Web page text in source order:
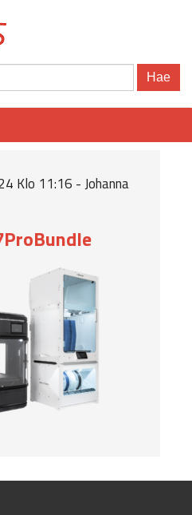
Hae
Klo 11:16 - Johanna